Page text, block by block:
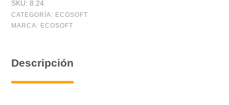
estimaciones
contratante
meses)
cantidad
SKU: 8.24
CATEGORÍA: ECOSOFT
MARCA: ECOSOFT
Descripción